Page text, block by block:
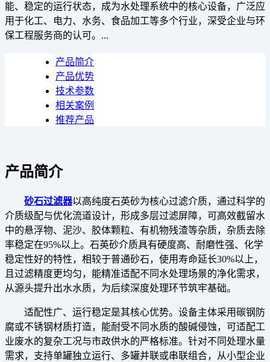
能、稳定的运行状态，成为水处理系统中的核心设备，广泛应
用于化工、电力、水务、食品加工等多个行业，深受企业与环
保工程服务商的认可。...
产品简介
产品优势
技术参数
相关案例
推荐产品
产品简介
砂石过滤器以高纯度石英砂为核心过滤介质，通过科学的
介质级配与优化流道设计，形成多层过滤屏障，可高效截留水
中的悬浮物、泥沙、胶体颗粒、有机物残渣等杂质，杂质去除
率稳定在95%以上。石英砂介质具有硬度高、耐磨性强、化学
稳定性好的特性，相较于普通砂石，使用寿命延长30%以上，
且过滤精度更均匀，能精准适配不同水处理场景的净化需求，
从源头提升出水水质，为后续深度处理环节筑牢基础。
适配性广、运行稳定是其核心优势。设备主体采用碳钢防
腐或不锈钢材质打造，能耐受不同水质的酸碱侵蚀，可适配工
业废水的复杂工况与市政供水的严格标准。针对不同处理水量
需求，支持单罐独立运行、多罐并联或串联组合，从小型企业